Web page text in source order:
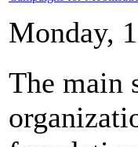
Monday,
The main